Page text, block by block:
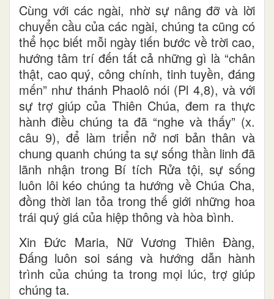
Cùng với các ngài, nhờ sự nâng đỡ và lời
chuyển cầu của các ngài, chúng ta cũng có
thể học biết mỗi ngày tiến bước về trời cao,
hướng tâm trí đến tất cả những gì là “chân
thật, cao quý, công chính, tinh tuyền, đáng
mến” như thánh Phaolô nói (Pl 4,8), và với
sự trợ giúp của Thiên Chúa, đem ra thực
hành điều chúng ta đã “nghe và thấy” (x.
câu 9), để làm triển nở nơi bản thân và
chung quanh chúng ta sự sống thần linh đã
lãnh nhận trong Bí tích Rửa tội, sự sống
luôn lôi kéo chúng ta hướng về Chúa Cha,
đồng thời lan tỏa trong thế giới những hoa
trái quý giá của hiệp thông và hòa bình.
Xin Đức Maria, Nữ Vương Thiên Đàng,
Đấng luôn soi sáng và hướng dẫn hành
trình của chúng ta trong mọi lúc, trợ giúp
chúng ta.